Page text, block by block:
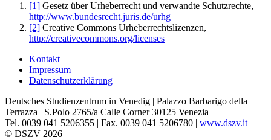
[1] Gesetz über Urheberrecht und verwandte Schutzrechte,
http://www.bundesrecht.juris.de/urhg
[2] Creative Commons Urheberrechtslizenzen,
http://creativecommons.org/licenses
Kontakt
Impressum
Datenschutzerklärung
Deutsches Studienzentrum in Venedig | Palazzo Barbarigo della
Terrazza | S.Polo 2765/a Calle Corner 30125 Venezia
Tel. 0039 041 5206355 | Fax. 0039 041 5206780 | www.dszv.it
© DSZV 2026